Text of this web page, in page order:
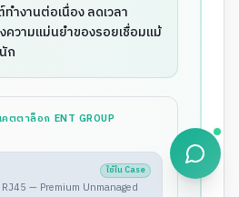
ำงานต่อเนื่อง ลดเวลา
ความแม่นยำของรอยเชื่อมแม้
ก
ตตาล็อก ENT GROUP
ใช้ใน Case
— Premium Unmanaged